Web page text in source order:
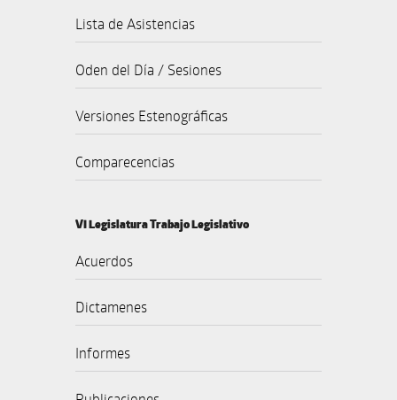
Lista de Asistencias
Oden del Día / Sesiones
Versiones Estenográficas
Comparecencias
VI Legislatura Trabajo Legislativo
Acuerdos
Dictamenes
Informes